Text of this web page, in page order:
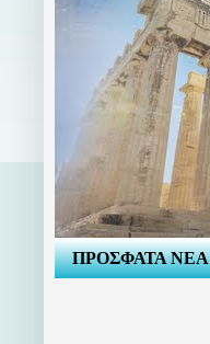
ΠΡΟΣΦΑΤΑ ΝΕΑ